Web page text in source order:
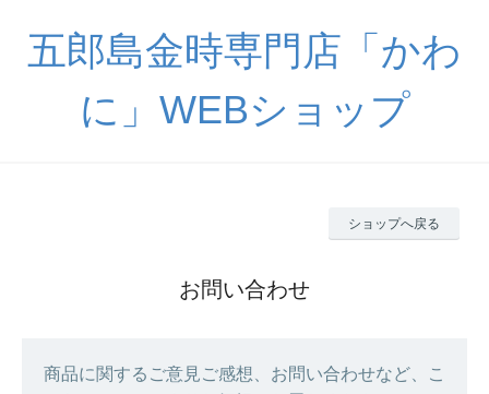
五郎島金時専門店「かわ
に」WEBショップ
ショップへ戻る
お問い合わせ
商品に関するご意見ご感想、お問い合わせなど、こ